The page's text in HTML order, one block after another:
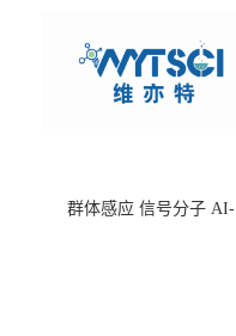
群体感应 信号分子 AI-